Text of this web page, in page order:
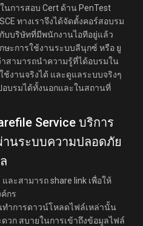
นการสอบ Cert ด้าน PenTest
ทางเราจึงได้จัดตั้งคอร์สอบรม
บบริษัทที่มีพนักงานไอทีอยู่แล้ว
ษะการใช้งานระบบลีนุกซ์ หรือ ยู
สามารถนำความรู้ที่ได้อบรมใน
ช้งานจริงได้ และดูแลระบบจริงๆ
อบรมได้ทั้งนอกและในสถานที่
Service บริการ
านระบบความปลอดภัย
ละสามารถ share link เพื่อให้
กร
ำการดาวน์โหลดไฟล์เหล่านั้น
วก สบายในการเข้าถึงข้อมูลไฟล์